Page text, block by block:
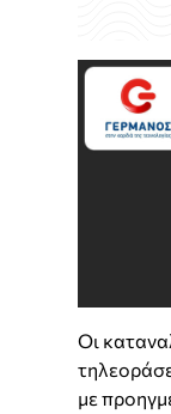
Οι
με